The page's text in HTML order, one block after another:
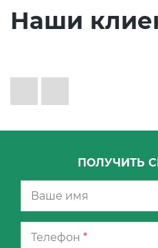
Наши
ПОЛУЧИТЬ
Телефон *